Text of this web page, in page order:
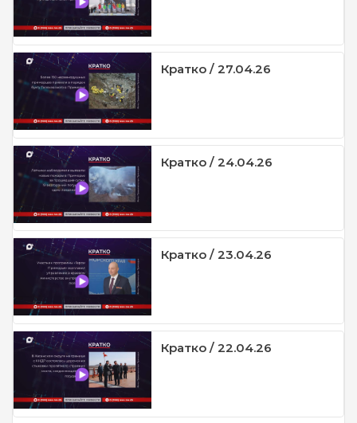
Кратко / 27.04.26
Кратко / 24.04.26
Кратко / 23.04.26
Кратко / 22.04.26